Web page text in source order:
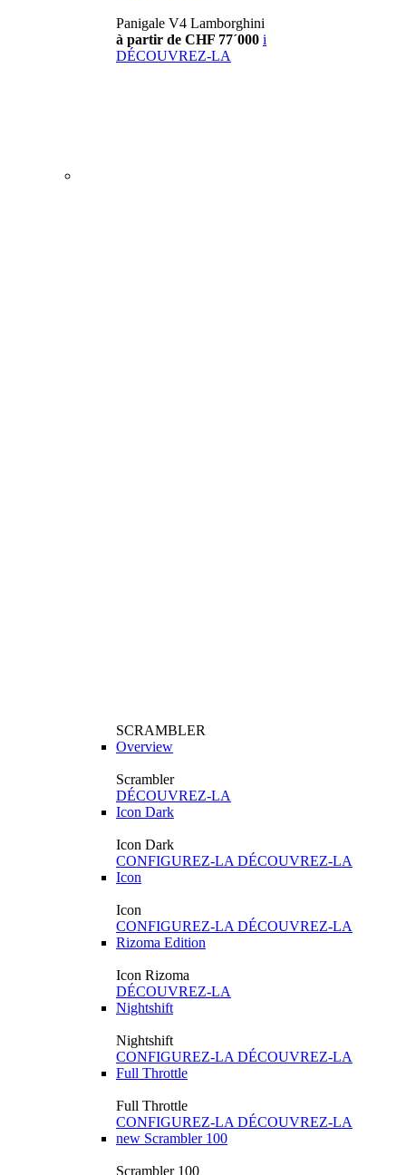
Panigale V4 Lamborghini
à partir de CHF 77´000 i
DÉCOUVREZ-LA
SCRAMBLER
Overview
Scrambler
DÉCOUVREZ-LA
Icon Dark
Icon Dark
CONFIGUREZ-LA DÉCOUVREZ-LA
Icon
Icon
CONFIGUREZ-LA DÉCOUVREZ-LA
Rizoma Edition
Icon Rizoma
DÉCOUVREZ-LA
Nightshift
Nightshift
CONFIGUREZ-LA DÉCOUVREZ-LA
Full Throttle
Full Throttle
CONFIGUREZ-LA DÉCOUVREZ-LA
new Scrambler 100
Scrambler 100